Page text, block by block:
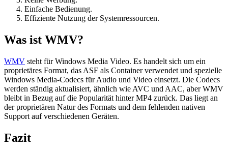
Einfache Bedienung.
Effiziente Nutzung der Systemressourcen.
Was ist WMV?
WMV steht für Windows Media Video. Es handelt sich um ein
proprietäres Format, das ASF als Container verwendet und spezielle
Windows Media-Codecs für Audio und Video einsetzt. Die Codecs
werden ständig aktualisiert, ähnlich wie AVC und AAC, aber WMV
bleibt in Bezug auf die Popularität hinter MP4 zurück. Das liegt an
der proprietären Natur des Formats und dem fehlenden nativen
Support auf verschiedenen Geräten.
Fazit